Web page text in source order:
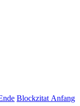
Blockzitat Anfang